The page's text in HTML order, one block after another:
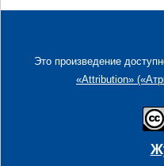
Это произведение
«Attribution»